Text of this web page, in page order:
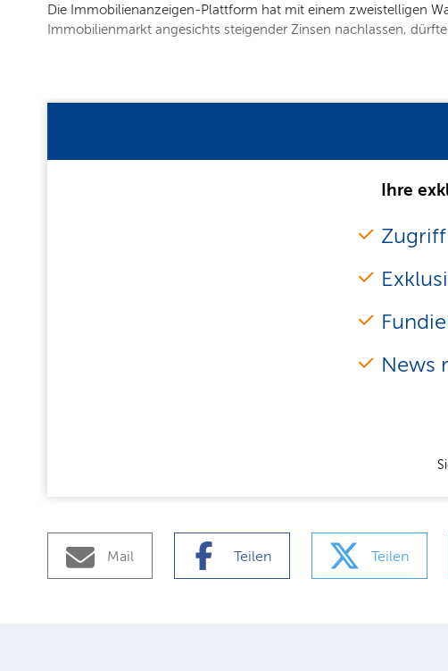
Die Immobilienanzeigen-Plattform hat mit einem zweistelligen
Immobilienmarkt angesichts steigender Zinsen nachlassen,
Ihre
News
Mail Teilen Teilen